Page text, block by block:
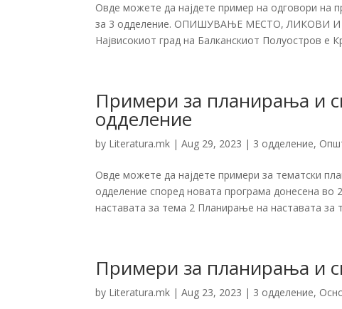
Овде можете да најдете пример на одговори на
за 3 одделение. ОПИШУВАЊЕ МЕСТО, ЛИКОВИ
Највисокиот град на Балканскиот Полуостров е
Примери за планирања и
одделение
by Literatura.mk |Aug 29, 2023 | 3 одделение,
Овде можете да најдете примери за тематски
одделение според новата програма донесена
наставата за тема 2 Планирање на наставата за
Примери за планирања и
by Literatura.mk |Aug 23, 2023 | 3 одделение,